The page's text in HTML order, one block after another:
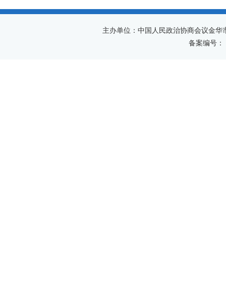
主办单位：中国人民政治协商会议金
备案编号：